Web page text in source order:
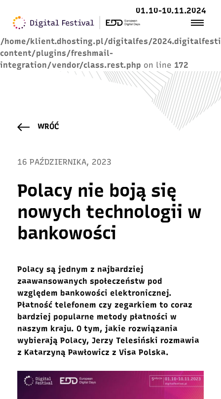
Warning : Trying to access array offset on value of
type null in
/home/klient.dhosting.pl/digitalfes/
content/plugins/freshmail-
integration/vendor/class.rest.php on line 172
01.10-10.11.2024
WRÓĆ
16 PAŹDZIERNIKA, 2023
Polacy nie boją się
nowych technologii w
bankowości
Polacy są jednym z najbardziej
zaawansowanych społeczeństw pod
względem bankowości elektronicznej.
Płatność telefonem czy zegarkiem to coraz
bardziej popularne metody płatności w
naszym kraju. O tym, jakie rozwiązania
wybierają Polacy, Jerzy Telesiński rozmawia
z Katarzyną Pawłowicz z Visa Polska.